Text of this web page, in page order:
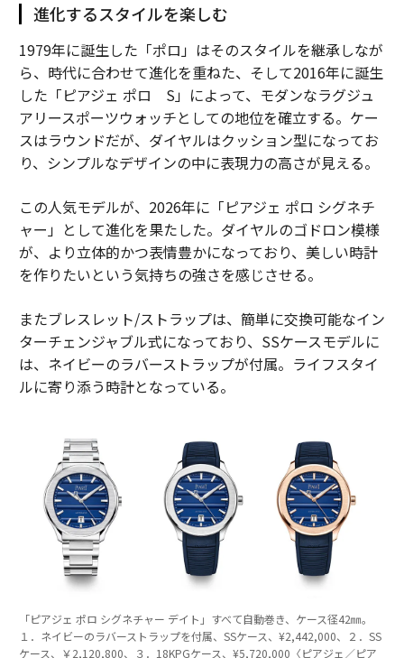
進化するスタイルを楽しむ
1979年に誕生した「ポロ」はそのスタイルを継承しなが
ら、時代に合わせて進化を重ねた、そして2016年に誕生
した「ピアジェ ポロ S」によって、モダンなラグジュ
アリースポーツウォッチとしての地位を確立する。ケー
スはラウンドだが、ダイヤルはクッション型になってお
り、シンプルなデザインの中に表現力の高さが見える。
この人気モデルが、2026年に「ピアジェ ポロ シグネチ
ャー」として進化を果たした。ダイヤルのゴドロン模様
が、より立体的かつ表情豊かになっており、美しい時計
を作りたいという気持ちの強さを感じさせる。
またブレスレット/ストラップは、簡単に交換可能なイン
ターチェンジャブル式になっており、SSケースモデルに
は、ネイビーのラバーストラップが付属。ライフスタイ
ルに寄り添う時計となっている。
「ピアジェ ポロ シグネチャー デイト」すべて自動巻き、ケース径42㎜。
１．ネイビーのラバーストラップを付属、SSケース、¥2,442,000、２．SS
ケース、￥2,120,800、３．18KPGケース、¥5,720,000〈ピアジェ／ピア